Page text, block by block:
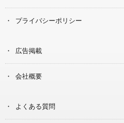
プライバシーポリシー
広告掲載
会社概要
よくある質問